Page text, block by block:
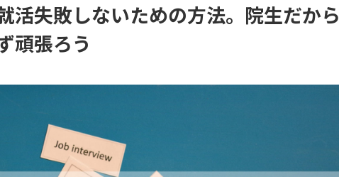
活失敗しないための方法。院生だから
頑張ろう